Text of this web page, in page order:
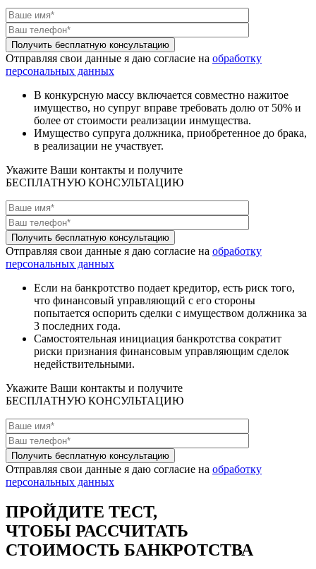
Отправляя свои данные я даю согласие на обработку
персональных данных
В конкурсную массу включается совместно нажитое
имущество, но супруг вправе требовать долю от 50% и
более от стоимости реализации инмущества.
Имущество супруга должника, приобретенное до брака,
в реализации не участвует.
Укажите Ваши контакты и получите
БЕСПЛАТНУЮ КОНСУЛЬТАЦИЮ
Отправляя свои данные я даю согласие на обработку
персональных данных
Если на банкротство подает кредитор, есть риск того,
что финансовый управляющий с его стороны
попытается оспорить сделки с имуществом должника за
3 последних года.
Самостоятельная инициация банкротства сократит
риски признания финансовым управляющим сделок
недействительными.
Укажите Ваши контакты и получите
БЕСПЛАТНУЮ КОНСУЛЬТАЦИЮ
Отправляя свои данные я даю согласие на обработку
персональных данных
ПРОЙДИТЕ TЕСТ,
ЧТОБЫ РАССЧИТАТЬ
СТОИМОСТЬ БАНКРОТСТВА